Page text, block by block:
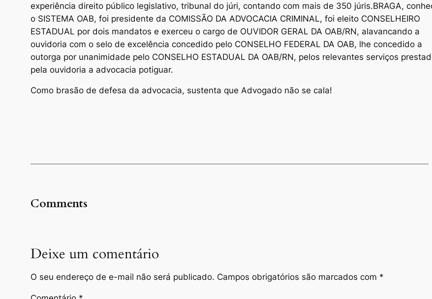
experiência direito público legislativo, tribunal do júri, contando com mais de 350 júris.BRAGA,
o SISTEMA OAB, foi presidente da COMISSÃO DA ADVOCACIA CRIMINAL, foi eleito CONSELHEIRO
ESTADUAL por dois mandatos e exerceu o cargo de OUVIDOR GERAL DA OAB/RN, alavancando a
ouvidoria com o selo de excelência concedido pelo CONSELHO FEDERAL DA OAB, lhe concedido a
outorga por unanimidade pelo CONSELHO ESTADUAL DA OAB/RN, pelos relevantes serviços
pela ouvidoria a advocacia potiguar.
Como brasão de defesa da advocacia, sustenta que Advogado não se cala!
Comments
Deixe um comentário
O seu endereço de e-mail não será publicado. Campos obrigatórios são marcados com *